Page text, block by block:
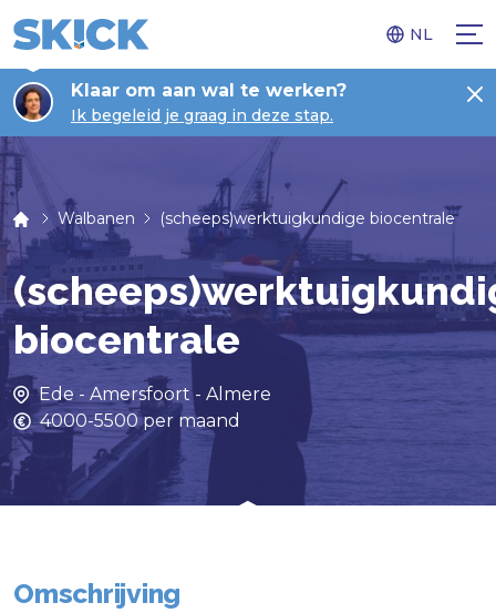
NL
Klaar om aan wal te werken?
Ik begeleid je graag in deze stap.
Walbanen (scheeps)werktuigkundige biocentrale
biocentrale
Ede - Amersfoort - Almere
4000-5500 per maand
Omschrijving